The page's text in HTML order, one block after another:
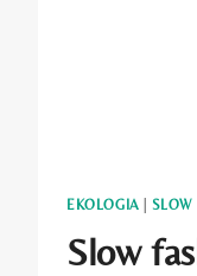
EKOLOGIA SLOW
Slow